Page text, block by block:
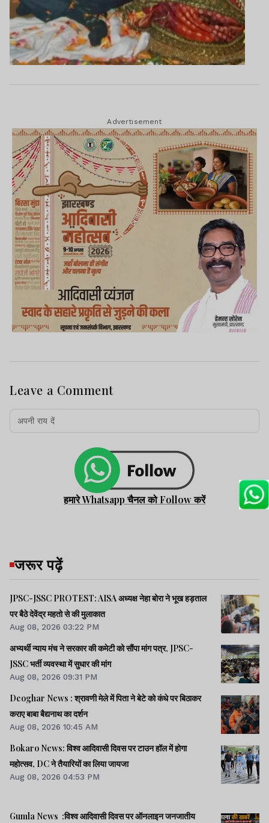
Advertisement
Leave a Comment
हमारे Whatsapp चैनल को Follow करें
जरूर पढ़ें
JPSC-JSSC PROTEST: AISA अध्यक्ष नेहा बोरा ने भूख हड़ताल
पर बैठे देवेंद्र महतो से की मुलाकात
Aug 08, 2026 03:22 PM
अभ्यर्थी न्याय मंच ने सरकार की कमेटी को सौंपा मांग पत्र, JPSC-
JSSC भर्ती व्यवस्था में सुधार की मांग
Aug 08, 2026 09:31 PM
Deoghar News : श्रावणी मेले में पिता ने बेटे को कंधे पर बिठाकर
कराए बाबा बैद्यनाथ का दर्शन
Aug 08, 2026 10:45 AM
Bokaro News: विश्व आदिवासी दिवस पर टाउन हॉल में होगा
महोत्सव, DC ने तैयारियों का लिया जायजा
Aug 08, 2026 04:53 PM
Gumla News :विश्व आदिवासी दिवस पर ऑनलाइन जनजातीय